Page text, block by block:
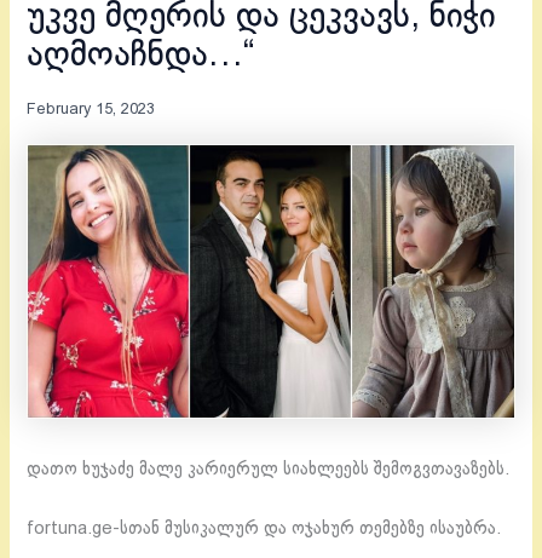
უკვე მღერის და ცეკვავს, ნიჭი
აღმოაჩნდა…“
February 15, 2023
დათო ხუჯაძე მალე კარიერულ სიახლეებს შემოგვთავაზებს.
fortuna.ge-სთან მუსიკალურ და ოჯახურ თემებზე ისაუბრა.